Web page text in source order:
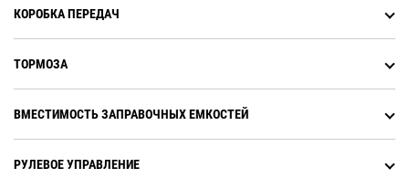
КОРОБКА ПЕРЕДАЧ
ТОРМОЗА
ВМЕСТИМОСТЬ ЗАПРАВОЧНЫХ ЕМКОСТЕЙ
РУЛЕВОЕ УПРАВЛЕНИЕ